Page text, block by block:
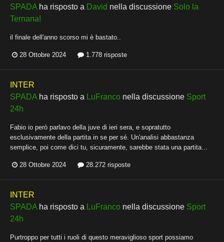
SPADA ha risposto a David nella discussione Solo la
Ternana!
il finale dell'anno scorso mi è bastato..
28 Ottobre 2024 1.778 risposte
INTER
SPADA ha risposto a LuFranco nella discussione Sport
24h
Fabio io però parlavo della juve di ieri sera, e sopratutto
esclusivamente della partita in se per sé. Un'analisi abbastanza
semplice, poi come dici tu, sicuramente, sarebbe stata una partita...
28 Ottobre 2024 28.272 risposte
INTER
SPADAha risposto a LuFranco nella discussione Sport
24h
Purtroppo per tutti i ruoli di questo meraviglioso sport possiamo